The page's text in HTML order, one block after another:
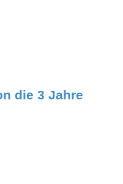
die 3 Jahre